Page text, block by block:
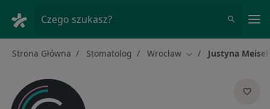
Czego szukasz?
Strona Główna Stomatolog Wrocław Zmień miasto
Justyna